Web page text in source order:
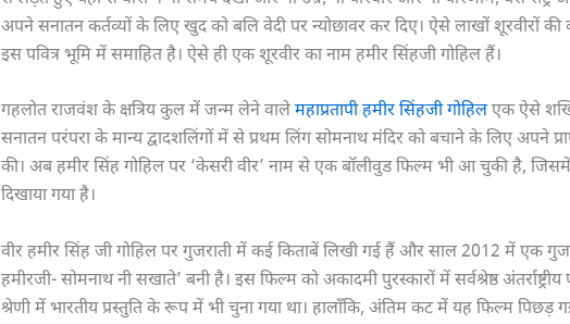
अपने सनातन कर्तव्यों के लिए खुद को बलि वेदी पर न्योछावर कर दिए। ऐसे लाखों शूरवीरों की
इस पवित्र भूमि में समाहित है। ऐसे ही एक शूरवीर का नाम हमीर सिंहजी गोहिल हैं।
गहलोत राजवंश के क्षत्रिय कुल में जन्म लेने वालेमहाप्रतापी हमीर सिंहजी गोहिलएक ऐसे
सनातन परंपरा के मान्य द्वादशलिंगों में से प्रथम लिंग सोमनाथ मंदिर को बचाने के लिए अपने
की। अब हमीर सिंह गोहिल पर ‘केसरी वीर’ नाम से एक बॉलीवुड फिल्म भी आ चुकी है,
दिखाया गया है।
वीर हमीर सिंह जी गोहिल पर गुजराती में कई किताबें लिखी गई हैं और साल 2012 में एक
हमीरजी- सोमनाथ नी सखाते’ बनी है। इस फिल्म को अकादमी पुरस्कारों में सर्वश्रेष्ठ
श्रेणी में भारतीय प्रस्तुति के रूप में भी चुना गया था। हालाँकि, अंतिम कट में यह फिल्म पिछड़